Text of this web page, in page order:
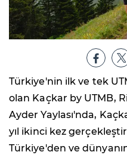
Türkiye'nin ilk ve tek
olan Kaçkar by UTMB,
Ayder Yaylası'nda,
yıl ikinci kez
Türkiye'den ve